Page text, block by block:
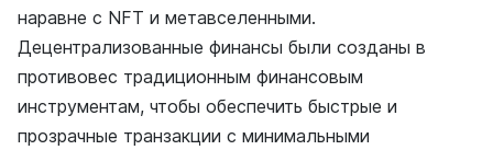
наравне с NFT и метавселенными.
Децентрализованные финансы были созданы в
противовес традиционным финансовым
инструментам, чтобы обеспечить быстрые и
прозрачные транзакции с минимальными